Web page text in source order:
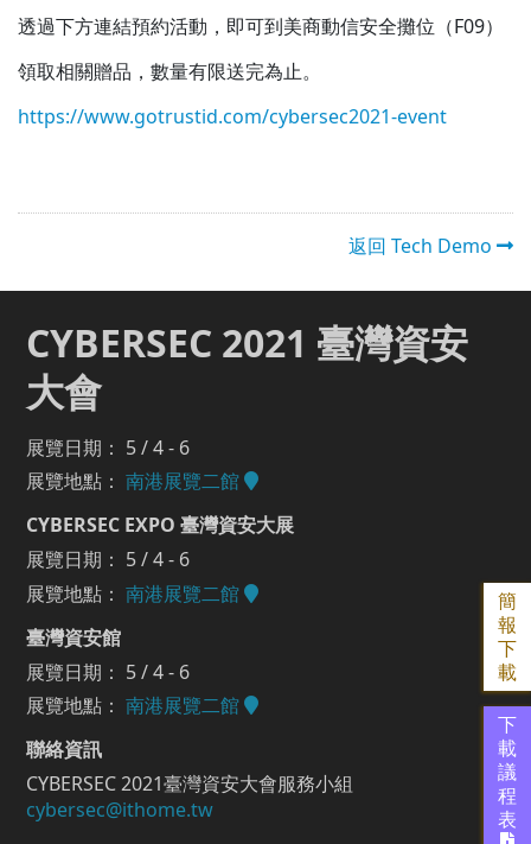
透過下方連結預約活動，即可到美商動信安全攤位（F09）
領取相關贈品，數量有限送完為止。
https://www.gotrustid.com/cybersec2021-event
返回 Tech Demo
下
載
議
程
表
簡
報
下
載
CYBERSEC 2021 臺灣資安
大會
展覽日期： 5 / 4 - 6
展覽地點： 南港展覽二館
CYBERSEC EXPO 臺灣資安大展
展覽日期： 5 / 4 - 6
展覽地點： 南港展覽二館
臺灣資安館
展覽日期： 5 / 4 - 6
展覽地點： 南港展覽二館
聯絡資訊
CYBERSEC 2021臺灣資安大會服務小組
cybersec@ithome.tw